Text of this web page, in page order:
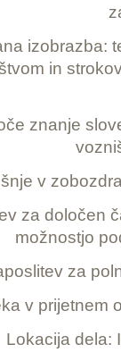
izobrazba:
in
znanje
v
za določen
možnostjo
za
v prijetnem
Lokacija dela: